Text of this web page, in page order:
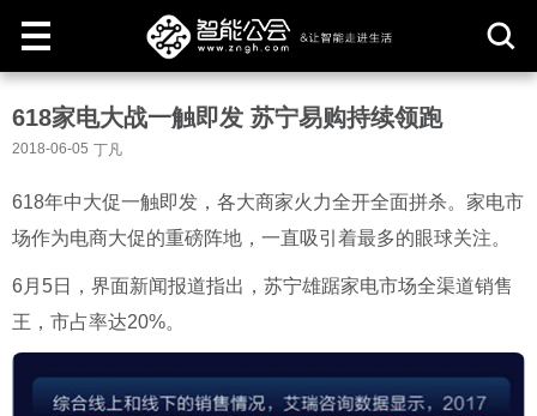
618家电大战一触即发 苏宁易购持续领跑
2018-06-05 丁凡
618年中大促一触即发，各大商家火力全开全面拼杀。家电市
场作为电商大促的重磅阵地，一直吸引着最多的眼球关注。
6月5日，界面新闻报道指出，苏宁雄踞家电市场全渠道销售
王，市占率达20%。